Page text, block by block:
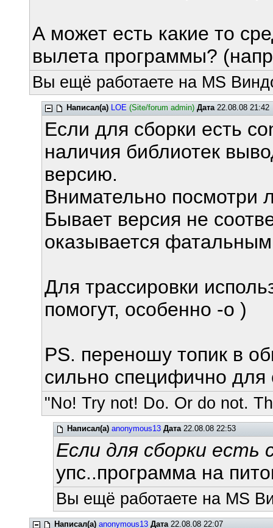
А может есть какие то
вылета программы?
Вы ещё работаете на MS
Написал(а) LOE (Site/forum admin) Дата22.08.08 21:42
Если для сборки есть
наличия библиотек
версию.
Внимательно посмотри
Бывает версия не
оказывается
Для трассировки
помогут, особенно -o )
PS. переношу топик в
сильно специфично для
"No! Try not! Do. Or do not.
Написал(а) anonymous13 Дата22.08.08 22:53
Если для сборки есть
упс..программа на
Вы ещё работаете на MS
Написал(а) anonymous13 Дата22.08.08 22:07